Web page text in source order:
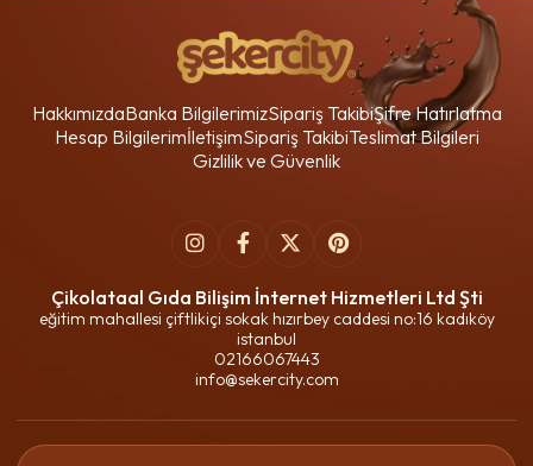
HakkımızdaBanka BilgilerimizSipariş TakibiŞifre Hatırlatma
Hesap BilgilerimİletişimSipariş TakibiTeslimat Bilgileri
Gizlilik ve Güvenlik
Çikolataal Gıda Bilişim İnternet Hizmetleri Ltd Şti
eğitim mahallesi çiftlikiçi sokak hızırbey caddesi no:16 kadıköy
istanbul
02166067443
info@sekercity.com